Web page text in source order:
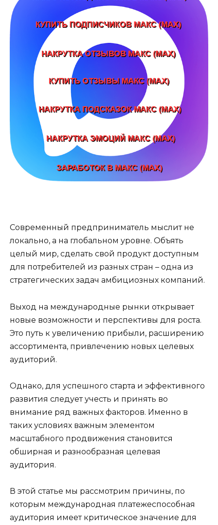
Современный предприниматель мыслит не
локально, а на глобальном уровне. Объять
целый мир, сделать свой продукт доступным
для потребителей из разных стран – одна из
стратегических задач амбициозных компаний.
Выход на международные рынки открывает
новые возможности и перспективы для роста.
Это путь к увеличению прибыли, расширению
ассортимента, привлечению новых целевых
аудиторий.
Однако, для успешного старта и эффективного
развития следует учесть и принять во
внимание ряд важных факторов. Именно в
таких условиях важным элементом
масштабного продвижения становится
обширная и разнообразная целевая
аудитория.
В этой статье мы рассмотрим причины, по
которым международная платежеспособная
аудитория имеет критическое значение для